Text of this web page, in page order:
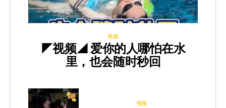
视频
◤视频◢ 爱你的人哪怕在水
里，也会随时秒回
视频